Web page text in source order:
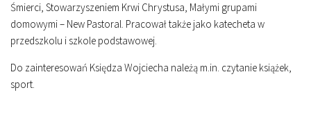
Śmierci, Stowarzyszeniem Krwi Chrystusa, Małymi grupami
domowymi – New Pastoral. Pracował także jako katecheta w
przedszkolu i szkole podstawowej.
Do zainteresowań Księdza Wojciecha należą m.in. czytanie książek,
sport.